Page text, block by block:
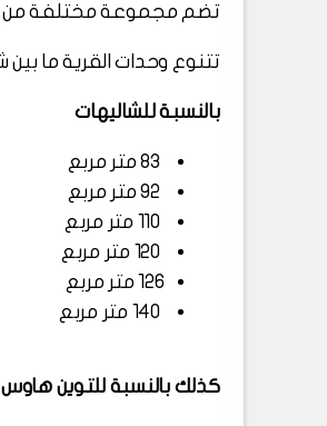
تضم مجموعة مختلفة من
تتنوع وحدات القرية ما
بالنسبة للشاليهات
126 متر مربع
كذلك بالنسبة للتوين هاوس